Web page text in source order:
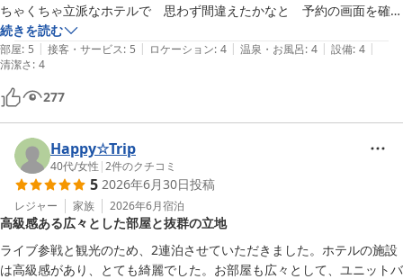
ちゃくちゃ立派なホテルで　思わず間違えたかなと　予約の画面を確認
してしまいました。フロントで入浴剤が頂けたので　シャワーだけのつ
もりが　ちゃんと入浴できました。浴槽が大きくお湯がたまるまで時間
がかかりますが大柄な男性でも十分じゃないかと思える大きさ。お水も
頂けて助かりました。部屋は椅子２脚に小さいテーブルもあり広いで
す。洗面　トイレまわりも綺麗でした。エアコンの吹き出し口が汚れて
いたので　カビかなぁ…少し残念でしたが空気清浄機が部屋に入る前か
ら作動していたので　許容範囲。
快適な一晩でした。
続きを読む
部屋: 5 | 接客・サービス: 5 | ロケーション: 4 | 温泉・お風呂: 4 | 設備: 4 |
清潔さ: 4
277
Happy☆Trip
40代/女性 |2件のクチコミ
5 2026年6月30日投稿
レジャー 家族 2026年6月宿泊
高級感ある広々とした部屋と抜群の立地
ライブ参戦と観光のため、2連泊させていただきました。ホテルの施設
は高級感があり、とても綺麗でした。お部屋も広々として、ユニットバ